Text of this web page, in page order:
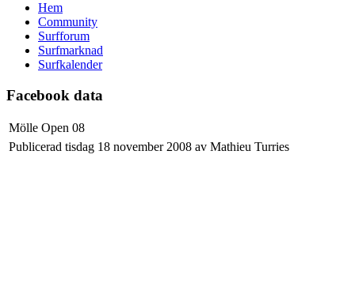
Hem
Community
Surfforum
Surfmarknad
Surfkalender
Facebook data
Mölle Open 08
Publicerad tisdag 18 november 2008 av Mathieu Turries